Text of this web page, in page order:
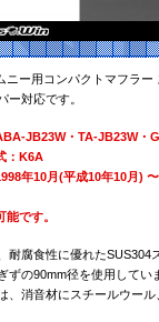
ニー用コンパクトマフラー
ー対応です。
JB23W・TA-JB23W・
：K6A
年10月(平成10年10月)
能です。
耐腐食性に優れたSUS304
ずの90mm径を使用してい
、消音材にスチールウー